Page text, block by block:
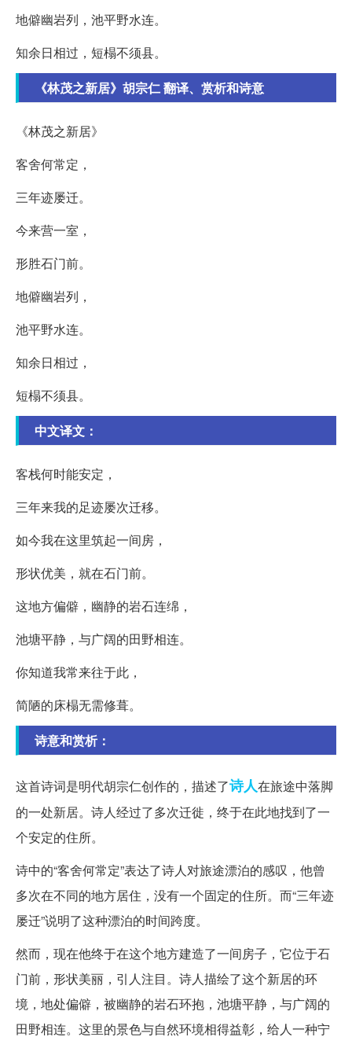
地僻幽岩列，池平野水连。
知余日相过，短榻不须县。
《林茂之新居》胡宗仁 翻译、赏析和诗意
《林茂之新居》
客舍何常定，
三年迹屡迁。
今来营一室，
形胜石门前。
地僻幽岩列，
池平野水连。
知余日相过，
短榻不须县。
中文译文：
客栈何时能安定，
三年来我的足迹屡次迁移。
如今我在这里筑起一间房，
形状优美，就在石门前。
这地方偏僻，幽静的岩石连绵，
池塘平静，与广阔的田野相连。
你知道我常来往于此，
简陋的床榻无需修葺。
诗意和赏析：
这首诗词是明代胡宗仁创作的，描述了诗人在旅途中落脚
的一处新居。诗人经过了多次迁徙，终于在此地找到了一
个安定的住所。
诗中的“客舍何常定”表达了诗人对旅途漂泊的感叹，他曾
多次在不同的地方居住，没有一个固定的住所。而“三年迹
屡迁”说明了这种漂泊的时间跨度。
然而，现在他终于在这个地方建造了一间房子，它位于石
门前，形状美丽，引人注目。诗人描绘了这个新居的环
境，地处偏僻，被幽静的岩石环抱，池塘平静，与广阔的
田野相连。这里的景色与自然环境相得益彰，给人一种宁